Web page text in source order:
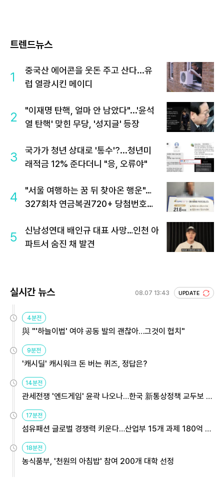
트렌드뉴스
1
중국산 에어콘을 웃돈 주고 산다...유
럽 열광시킨 메이디
2
"이재명 탄핵, 얼마 안 남았다"...'윤석
열 탄핵' 맞힌 무당, '성지글' 등장
3
국가가 청년 상대로 '통수'?...청년미
래적금 12% 준다더니 "응, 오류야"
4
"서울 여행하는 꿈 뒤 찾아온 행운"…
327회차 연금복권720+ 당첨번호조
5
신남성연대 배인규 대표 사망…인천 아
파트서 숨진 채 발견
실시간 뉴스 08.07 13:43 UPDATE
4분전
與 "'하늘이법' 여야 공동 발의 괜찮아…그것이 협치"
9분전
'캐시딜' 캐시워크 돈 버는 퀴즈, 정답은?
14분전
관세전쟁 '엔드게임' 윤곽 나오나…한국 新통상정책 교두보 활
용해야
17분전
섬유패션 글로벌 경쟁력 키운다…산업부 15개 과제 180억 지
원
18분전
농식품부, '천원의 아침밥' 참여 200개 대학 선정